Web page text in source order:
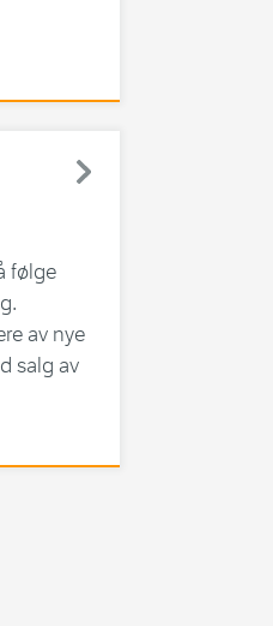
følge
av nye
salg av